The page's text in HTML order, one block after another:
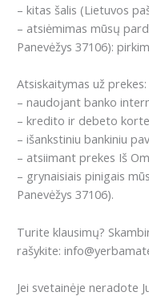
– kitas šalis (Lietuvos
– atsiėmimas mūsų
Panevėžys 37106):
Atsiskaitymas už prekes:
– naudojant banko
– kredito ir debeto
– išankstiniu bankiniu
– atsiimant prekes Iš
– grynaisiais pinigais
Panevėžys 37106).
Turite klausimų?
rašykite:
Jei svetainėje neradote